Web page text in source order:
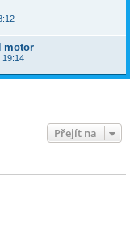
motor
19:14
Přejít na